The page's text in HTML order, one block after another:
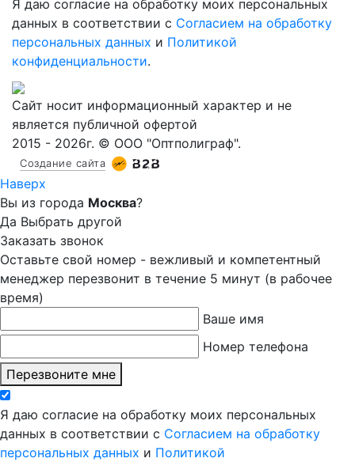
Я даю согласие на обработку моих персональных
данных в соответствии с Согласием на обработку
персональных данных и Политикой
конфиденциальности.
Сайт носит информационный характер и не
является публичной офертой
2015 - 2026г. © ООО "Оптполиграф".
Создание сайта
Наверх
Вы из города Москва?
Да Выбрать другой
Заказать звонок
Оставьте свой номер - вежливый и компетентный
менеджер перезвонит в течение 5 минут (в рабочее
время)
Ваше имя
Номер телефона
Перезвоните мне
Я даю согласие на обработку моих персональных
данных в соответствии с Согласием на обработку
персональных данных и Политикой